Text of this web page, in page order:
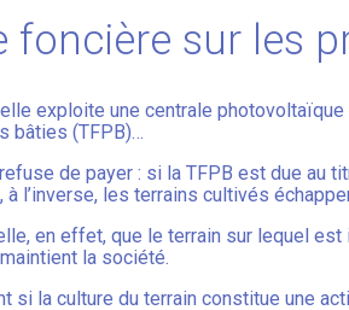
foncière sur les
exploite une centrale
bâties (TFPB)…
de payer : si la TFPB est due au
à l’inverse, les terrains cultivés
en effet, que le terrain sur lequel est
la société.
si la culture du terrain constitue une